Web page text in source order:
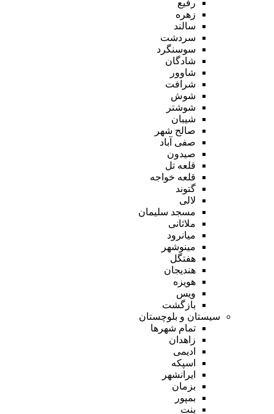
رفیع
زهره
سالند
سردشت
سوسنگرد
شادگان
شاوور
شرافت
شوش
شوشتر
شیبان
صالح شهر
صفی آباد
صیدون
قلعه تل
قلعه خواجه
گتوند
لالی
مسجد سلیمان
ملاثانی
میانرود
مینوشهر
هفتگل
هندیجان
هویزه
ویس
بازگشت
سیستان و بلوچستان
تمام شهر‌ها
زاهدان
ادیمی
اسپکه
ایرانشهر
بزمان
بمپور
بنت